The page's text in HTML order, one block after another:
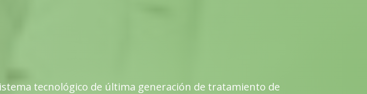
tecnológico de última generación de tratamiento de